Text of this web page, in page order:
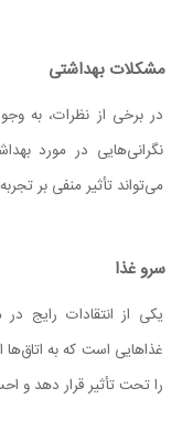
مشکلات بهداشتی
در برخی از نظرات، به
نگرانی‌هایی در مورد
می‌تواند تأثیر منفی بر
سرو غذا
یکی از انتقادات رایج
غذاهایی است که به
را تحت تأثیر قرار دهد و